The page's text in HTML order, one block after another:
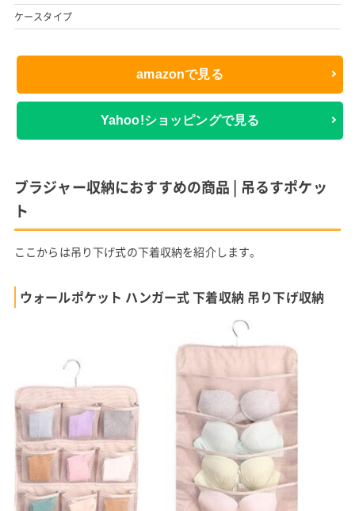
ケースタイプ
amazonで見る
Yahoo!ショッピングで見る
ブラジャー収納におすすめの商品 | 吊るすポケッ
ト
ここからは吊り下げ式の下着収納を紹介します。
ウォールポケット ハンガー式 下着収納 吊り下げ収納